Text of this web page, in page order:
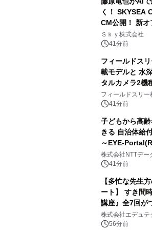
く！
CM公開！ 新
業務実態を分
原竜也メイキン
る自信がある
シを捕まえた
Ｓｋｙ株式会社
41分前
フィールドス
載モデルと 水
タルカメラ2
約1300万画素
ジ新登場
フィールドスリー
41分前
子どもから高
きる 自治体給
～EYE-
人認証と デジ
～
株式会社NTTデー
41分前
【多忙な先生
ート】 すき間
講座』全7回が
株式会社エデュテ
56分前